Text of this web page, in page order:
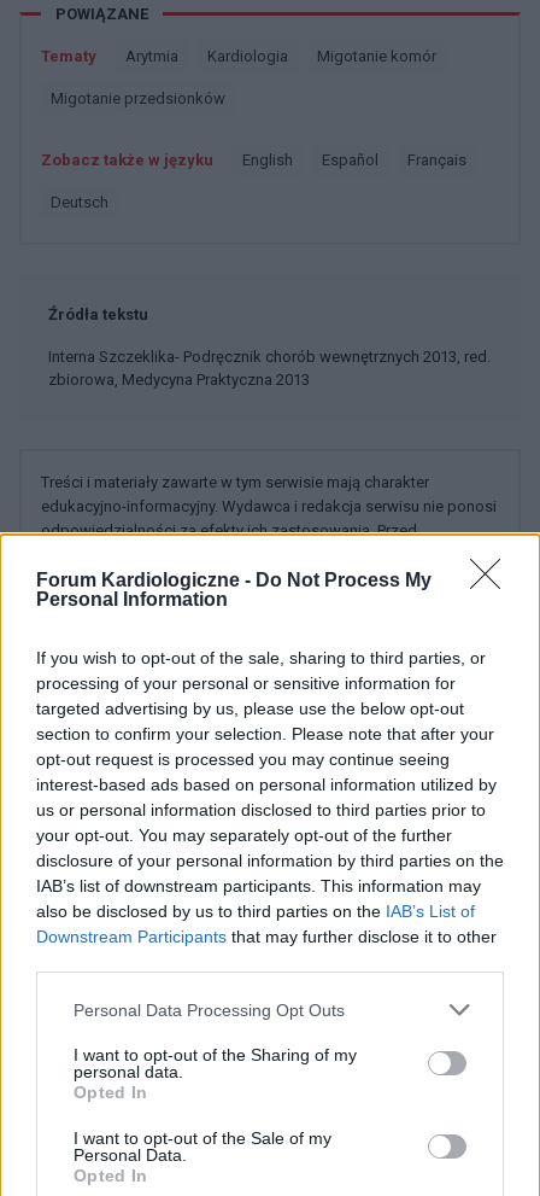
Forum Kardiologiczne - Do Not Process My
Personal Information
If you wish to opt-out of the sale, sharing to third parties, or
processing of your personal or sensitive information for
targeted advertising by us, please use the below opt-out
section to confirm your selection. Please note that after your
opt-out request is processed you may continue seeing
interest-based ads based on personal information utilized by
us or personal information disclosed to third parties prior to
your opt-out. You may separately opt-out of the further
disclosure of your personal information by third parties on the
IAB’s list of downstream participants. This information may
also be disclosed by us to third parties on the IAB’s List of
Downstream Participants that may further disclose it to other
Personal Data Processing Opt Outs
I want to opt-out of the Sharing of my
personal data.
Opted In
I want to opt-out of the Sale of my
Personal Data.
Opted In
POWIĄZANE
Tematy Arytmia Kardiologia Migotanie komór
Migotanie przedsionków
Zobacz także w języku english español français
deutsch
Źródła tekstu
Interna Szczeklika- Podręcznik chorób wewnętrznych 2013, red.
zbiorowa, Medycyna Praktyczna 2013
Treści i materiały zawarte w tym serwisie mają charakter
edukacyjno-informacyjny. Wydawca i redakcja serwisu nie ponosi
odpowiedzialności za efekty ich zastosowania. Przed
zastosowaniem porad i wskazówek zawartych w serwisie, należy
bezwzględnie skonsultować się z lekarzem.
POWIĄZANE DYSKUSJE NA FORUM Z
KATEGORIIWADY SERCA
gość
Forum:Kardiologia dziecięca
Nowa
Czy chromogranina A 582 vo może oznaczac .
Forum:Kardiologia dziecięca
Wysoka chromogranina
Witam. W zeszłym roku miałam wykonane badanie